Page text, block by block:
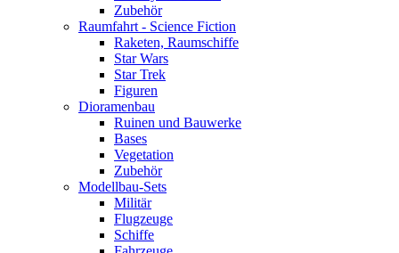
Zubehör
Raumfahrt - Science Fiction
Raketen, Raumschiffe
Star Wars
Star Trek
Figuren
Dioramenbau
Ruinen und Bauwerke
Bases
Vegetation
Zubehör
Modellbau-Sets
Militär
Flugzeuge
Schiffe